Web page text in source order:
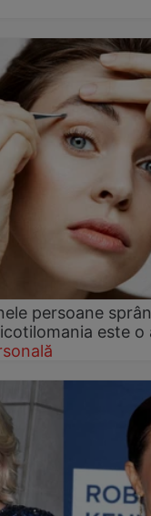
persoane
este